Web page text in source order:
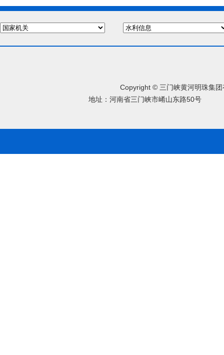
Copyright © 三门峡黄河明珠集团
地址：河南省三门峡市崤山东路50号